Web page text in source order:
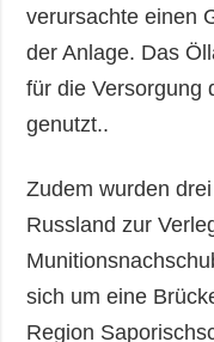
verursachte einen
der Anlage. Das
für die Versorgung
genutzt..
Zudem wurden
Russland zur
sich um eine
Region